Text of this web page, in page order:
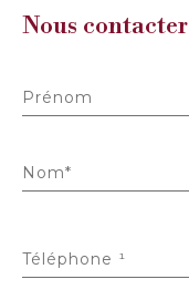
Nous contacter
Prénom
Nom*
Téléphone ¹